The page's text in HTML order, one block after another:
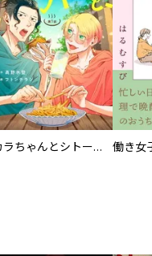
カラちゃんとシトーさんと、 【分冊版】